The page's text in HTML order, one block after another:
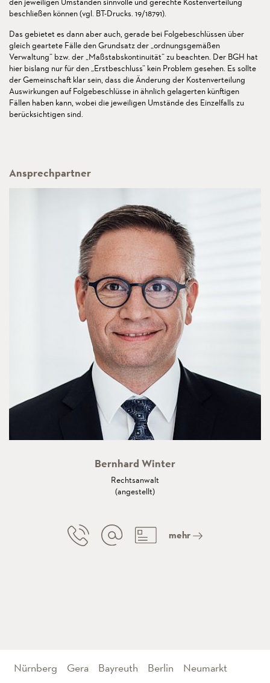
beschließen können (vgl. BT-Drucks. 19/18791).
Das gebietet es dann aber auch, gerade bei Folgebeschlüssen über
gleich geartete Fälle den Grundsatz der „ordnungsgemäßen
Verwaltung“ bzw. der „Maßstabskontinuität“ zu beachten. Der BGH hat
hier bislang nur für den „Erstbeschluss“ kein Problem gesehen. Es sollte
der Gemeinschaft klar sein, dass die Änderung der Kostenverteilung
Auswirkungen auf Folgebeschlüsse in ähnlich gelagerten künftigen
Fällen haben kann, wobei die jeweiligen Umstände des Einzelfalls zu
berücksichtigen sind.
Ansprechpartner
Bernhard Winter
Rechtsanwalt
(angestellt)
mehr
Nürnberg Gera Bayreuth Berlin Neumarkt